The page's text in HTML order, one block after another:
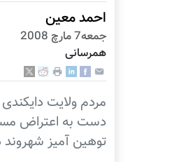
احمد معين
جمعه7 مارچ 2008
همرسانی
مردم ولایت
دست به اعتراض
توهین آمیز شهروند